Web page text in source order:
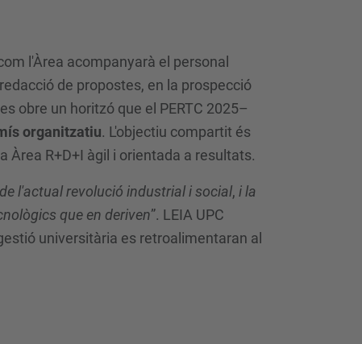
l'Àrea acompanyarà el personal
de propostes, en la prospecció
obre un horitzó que el PERTC 2025–
organitzatiu. L'objectiu compartit és
R+D+I àgil i orientada a resultats.
l'actual revolució industrial i social, i la
que en deriven”. LEIA UPC
universitària es retroalimentaran al